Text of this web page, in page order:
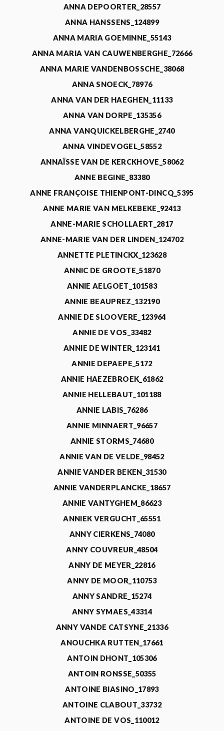
ANNA DEPOORTER_28557
ANNA HANSSENS_124899
ANNA MARIA GOEMINNE_55143
ANNA MARIA VAN CAUWENBERGHE_72666
ANNA MARIE VANDENBOSSCHE_38068
ANNA SNOECK_78976
ANNA VAN DER HAEGHEN_11133
ANNA VAN DORPE_135356
ANNA VANQUICKELBERGHE_2740
ANNA VINDEVOGEL_58552
ANNAÏSSE VAN DE KERCKHOVE_58062
ANNE BEGINE_83380
ANNE FRANÇOISE THIENPONT-DINCQ_5395
ANNE MARIE VAN MELKEBEKE_92413
ANNE-MARIE SCHOLLAERT_2817
ANNE-MARIE VAN DER LINDEN_124702
ANNETTE PLETINCKX_123628
ANNIC DE GROOTE_51870
ANNIE AELGOET_101583
ANNIE BEAUPREZ_132190
ANNIE DE SLOOVERE_123964
ANNIE DE VOS_33482
ANNIE DE WINTER_123141
ANNIE DEPAEPE_5172
ANNIE HAEZEBROEK_61862
ANNIE HELLEBAUT_101188
ANNIE LABIS_76286
ANNIE MINNAERT_96657
ANNIE STORMS_74680
ANNIE VAN DE VELDE_98452
ANNIE VANDER BEKEN_31530
ANNIE VANDERPLANCKE_18657
ANNIE VANTYGHEM_86623
ANNIEK VERGUCHT_65551
ANNY CIERKENS_74080
ANNY COUVREUR_48504
ANNY DE MEYER_22816
ANNY DE MOOR_110753
ANNY SANDRE_15274
ANNY SYMAES_43314
ANNY VANDE CATSYNE_21336
ANOUCHKA RUTTEN_17661
ANTOIN DHONT_105306
ANTOIN RONSSE_50355
ANTOINE BIASINO_17893
ANTOINE CLABOUT_33732
ANTOINE DE VOS_110012